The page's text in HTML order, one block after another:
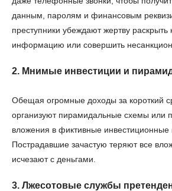
данным, паролям и финансовым
преступники убеждают жертву
информацию или совершить
2. Мнимые инвестиции и
Обещая огромные доходы за короткий
организуют пирамидальные схемы или
вложения в фиктивные инвестиционные
Пострадавшие зачастую теряют все
исчезают с деньгами.
3. Лжесотовые службы